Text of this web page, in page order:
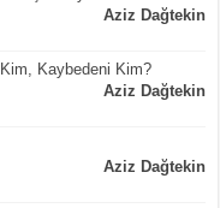
Aziz Dağtekin
Kaybedeni Kim?
Aziz Dağtekin
Aziz Dağtekin